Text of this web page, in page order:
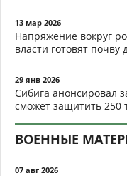
13 мар 2026
Напряжение вокруг
власти готовят почву
29 янв 2026
Сибига анонсировал
сможет защитить 250
ВОЕННЫЕ
07 авг 2026